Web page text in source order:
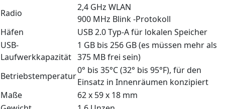
Radio
2,4 GHz WLAN
900 MHz Blink -Protokoll
Häfen
USB 2.0 Typ-A für lokalen Speicher
USB-
Laufwerkkapazität
1 GB bis 256 GB (es müssen mehr als
375 MB frei sein)
Betriebstemperatur
0° bis 35°C (32° bis 95°F), für den
Einsatz in Innenräumen konzipiert
Maße
62 x 59 x 18 mm